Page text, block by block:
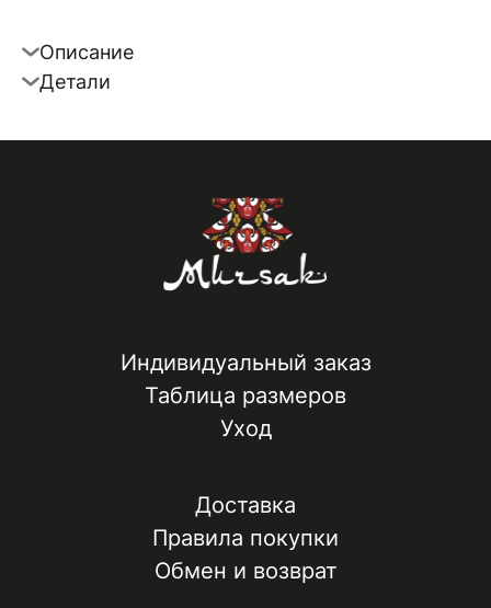
Описание
Детали
Индивидуальный заказ
Таблица размеров
Уход
Доставка
Правила покупки
Обмен и возврат